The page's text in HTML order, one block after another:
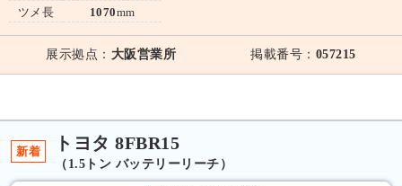
ツメ長
1070mm
展示拠点： 大阪営業所 掲載番号： 057215
新着 トヨタ 8FBR15
（1.5トン バッテリーリーチ）